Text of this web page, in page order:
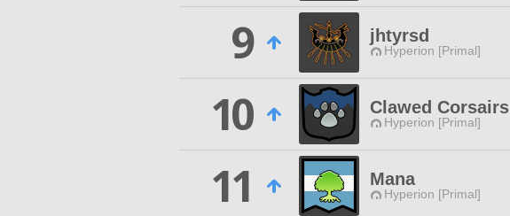
9
jhtyrsd
Hyperion [Primal]
10
Clawed Corsairs
Hyperion [Primal]
11
Mana
Hyperion [Primal]